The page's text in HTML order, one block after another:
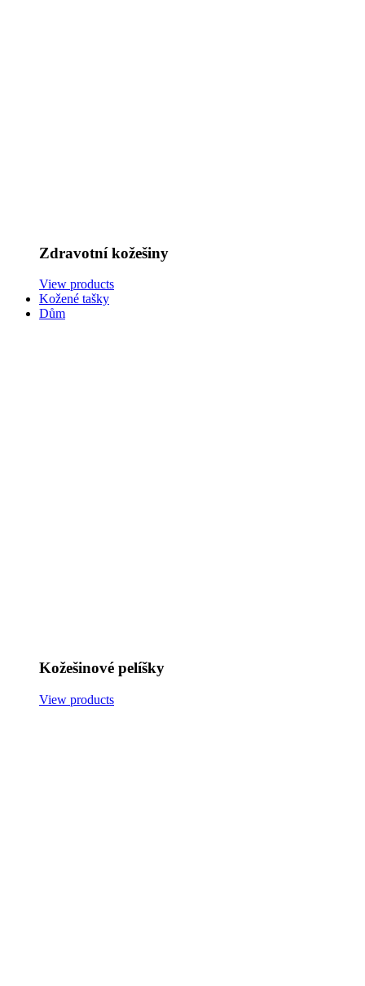
Zdravotní kožešiny
View products
Kožené tašky
Dům
Kožešinové pelíšky
View products